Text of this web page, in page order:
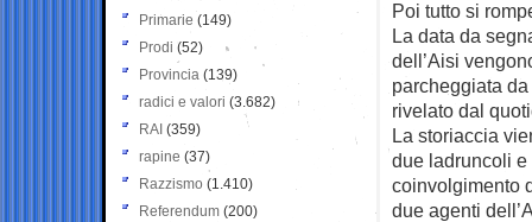
Poi tutto si
La data da
dell’Aisi
parcheggiata
rivelato dal
La storiaccia
due ladruncoli e
coinvolgimento
due agenti
Primarie (149)
Prodi (52)
Provincia (139)
radici e valori (3.682)
RAI (359)
rapine (37)
Razzismo (1.410)
Referendum (200)